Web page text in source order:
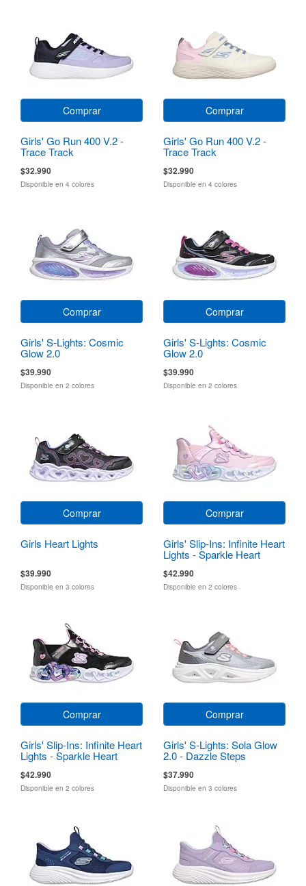
Comprar
Girls' Go Run 400 V.2 -
Trace Track
$32.990
Disponible en 4 colores
Comprar
Girls' Go Run 400 V.2 -
Trace Track
$32.990
Disponible en 4 colores
Comprar
Girls' S-Lights: Cosmic
Glow 2.0
$39.990
Disponible en 2 colores
Comprar
Girls' S-Lights: Cosmic
Glow 2.0
$39.990
Disponible en 2 colores
Comprar
Girls Heart Lights
$39.990
Disponible en 3 colores
Comprar
Girls' Slip-Ins: Infinite Heart
Lights - Sparkle Heart
$42.990
Disponible en 2 colores
Comprar
Girls' Slip-Ins: Infinite Heart
Lights - Sparkle Heart
$42.990
Disponible en 2 colores
Comprar
Girls' S-Lights: Sola Glow
2.0 - Dazzle Steps
$37.990
Disponible en 3 colores